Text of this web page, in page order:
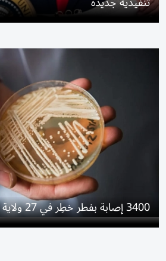
3400 إصابة بفطر خطِر في 27 ولاية أمريكية